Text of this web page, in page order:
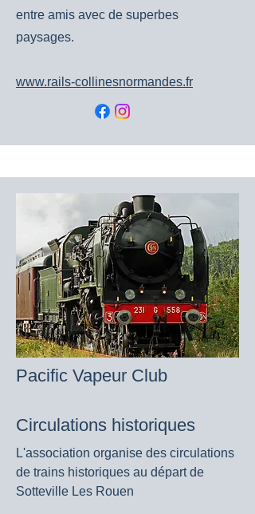
entre amis avec de superbes
paysages.
www.rails-collinesnormandes.fr
Pacific Vapeur Club
Circulations historiques
L'association organise des circulations
de trains historiques au départ de
Sotteville Les Rouen